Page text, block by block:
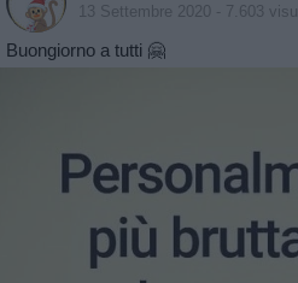
13 Settembre 2020 - 7.603
Buongiorno a tutti 🤗